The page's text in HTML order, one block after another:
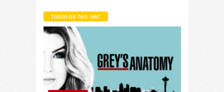
TODOS DA TAG: ABC